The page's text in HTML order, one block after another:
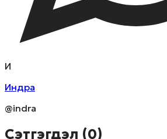
И
Индра
@indra
Сэтгэгдэл (0)